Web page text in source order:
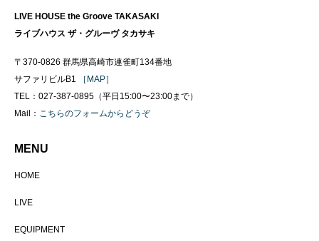
LIVE HOUSE the Groove TAKASAKI
ライブハウス ザ・グルーヴ タカサキ
〒370-0826 群馬県高崎市連雀町134番地
サファリビルB1
［MAP］
TEL：027-387-0895（平日15:00〜23:00まで）
Mail： こちらのフォームからどうぞ
MENU
HOME
LIVE
EQUIPMENT